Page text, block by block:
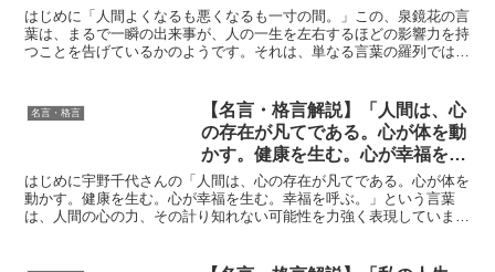
はじめに「人間よくなるも悪くなるも一寸の間。」この、泉鏡花の言
葉は、まるで一瞬の出来事が、人の一生を左右するほどの影響力を持
つことを告げているかのようです。それは、単なる言葉の羅列ではな
名言・格言
【名言・格言解説】「人間は、心
の存在が凡てである。心が体を動
かす。健康を生む。心が幸福を生
む。幸福を呼ぶ。」by 宇野千代
の深い意味と得られる教訓
はじめに宇野千代さんの「人間は、心の存在が凡てである。心が体を
動かす。健康を生む。心が幸福を生む。幸福を呼ぶ。」という言葉
は、人間の心の力、その計り知れない可能性を力強く表現していま